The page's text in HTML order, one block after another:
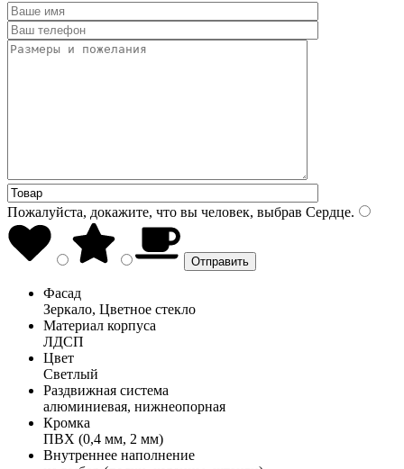
Пожалуйста, докажите, что вы человек, выбрав Сердце.
Фасад
Зеркало, Цветное стекло
Материал корпуса
ЛДСП
Цвет
Светлый
Раздвижная система
алюминиевая, нижнеопорная
Кромка
ПВХ (0,4 мм, 2 мм)
Внутреннее наполнение